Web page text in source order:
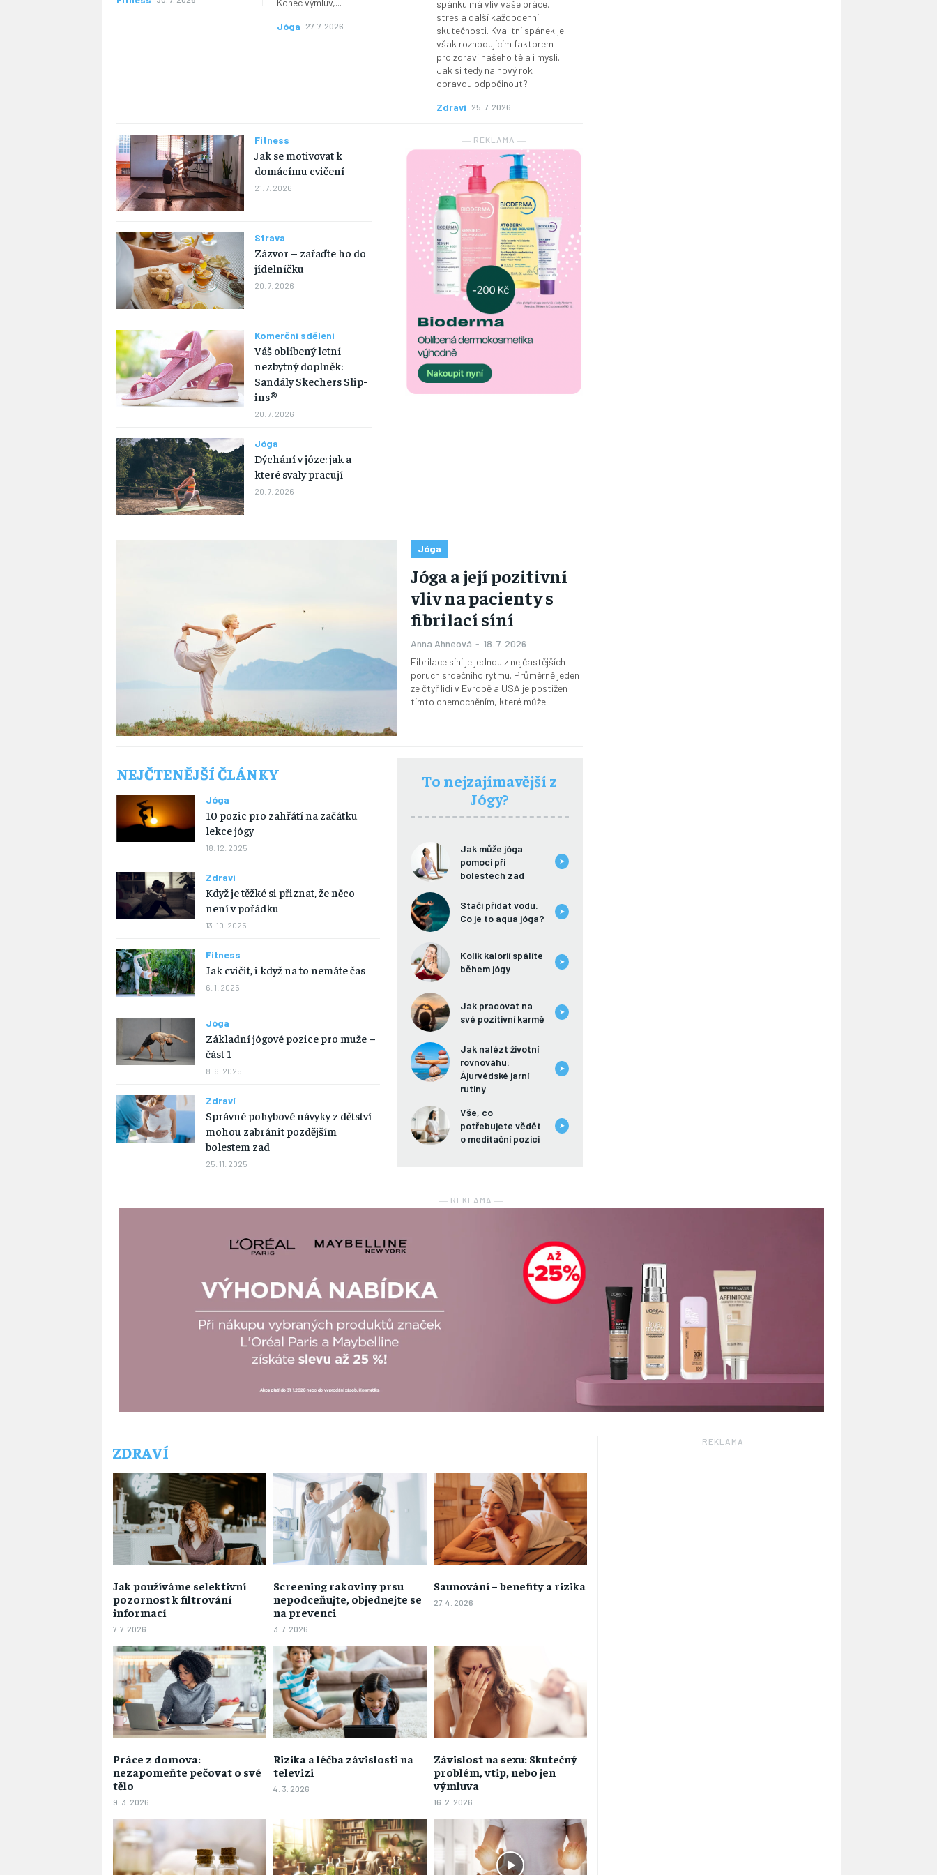
Konec výmluv,...
Jóga
27. 7. 2026
spánku má vliv vaše práce,
stres a další každodenní
skutečnosti. Kvalitní spánek je
však rozhodujícím faktorem
pro zdraví našeho těla i mysli.
Jak si tedy na nový rok
opravdu odpočinout?
Zdraví 25. 7. 2026
Fitness
Jak se motivovat k
domácímu cvičení
21. 7. 2026
Strava
Zázvor – zařaďte ho do
jídelníčku
20. 7. 2026
Komerční sdělení
Váš oblíbený letní
nezbytný doplněk:
Sandály Skechers Slip-
ins®
20. 7. 2026
Jóga
Dýchání v józe: jak a
které svaly pracují
20. 7. 2026
― REKLAMA ―
Jóga
Jóga a její pozitivní
vliv na pacienty s
fibrilací síní
Anna Ahneová - 18. 7. 2026
Fibrilace síní je jednou z nejčastějších
poruch srdečního rytmu. Průměrně jeden
ze čtyř lidí v Evropě a USA je postižen
tímto onemocněním, které může...
NEJČTENĚJŠÍ ČLÁNKY
Jóga
10 pozic pro zahřátí na začátku
lekce jógy
18. 12. 2025
Zdraví
Když je těžké si přiznat, že něco
není v pořádku
13. 10. 2025
Fitness
Jak cvičit, i když na to nemáte čas
6. 1. 2025
Jóga
Základní jógové pozice pro muže –
část 1
8. 6. 2025
Zdraví
Správné pohybové návyky z dětství
mohou zabránit pozdějším
bolestem zad
25. 11. 2025
To nejzajímavější z
Jógy?
Jak může jóga
pomoci při
bolestech zad
➤
Stačí přidat vodu.
Co je to aqua jóga?
➤
Kolik kalorií spálíte
během jógy
➤
Jak pracovat na
své pozitivní karmě
➤
Jak nalézt životní
rovnováhu:
Ájurvédské jarní
rutiny
➤
Vše, co
potřebujete vědět
o meditační pozici
➤
― REKLAMA ―
ZDRAVÍ
Jak používáme selektivní
pozornost k filtrování
informací
7. 7. 2026
Screening rakoviny prsu
nepodceňujte, objednejte se
na prevenci
3. 7. 2026
Saunování – benefity a rizika
27. 4. 2026
Práce z domova:
nezapomeňte pečovat o své
tělo
9. 3. 2026
Rizika a léčba závislosti na
televizi
4. 3. 2026
Závislost na sexu: Skutečný
problém, vtip, nebo jen
výmluva
16. 2. 2026
― REKLAMA ―